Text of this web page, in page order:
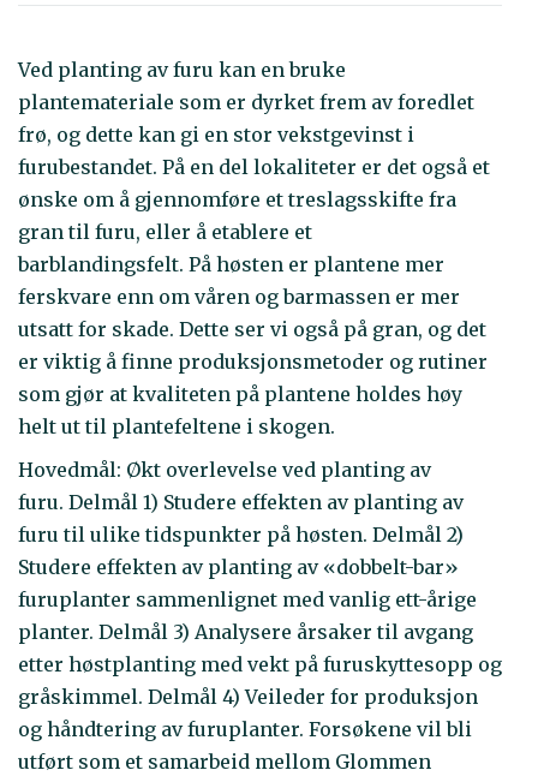
Ved planting av furu kan en bruke
plantemateriale som er dyrket frem av foredlet
frø, og dette kan gi en stor vekstgevinst i
furubestandet. På en del lokaliteter er det også et
ønske om å gjennomføre et treslagsskifte fra
gran til furu, eller å etablere et
barblandingsfelt. På høsten er plantene mer
ferskvare enn om våren og barmassen er mer
utsatt for skade. Dette ser vi også på gran, og det
er viktig å finne produksjonsmetoder og rutiner
som gjør at kvaliteten på plantene holdes høy
helt ut til plantefeltene i skogen.
Hovedmål: Økt overlevelse ved planting av
furu. Delmål 1) Studere effekten av planting av
furu til ulike tidspunkter på høsten. Delmål 2)
Studere effekten av planting av «dobbelt-bar»
furuplanter sammenlignet med vanlig ett-årige
planter. Delmål 3) Analysere årsaker til avgang
etter høstplanting med vekt på furuskyttesopp og
gråskimmel. Delmål 4) Veileder for produksjon
og håndtering av furuplanter. Forsøkene vil bli
utført som et samarbeid mellom Glommen